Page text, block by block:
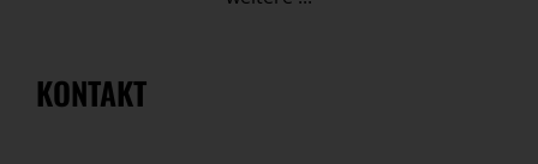
KONTAKT